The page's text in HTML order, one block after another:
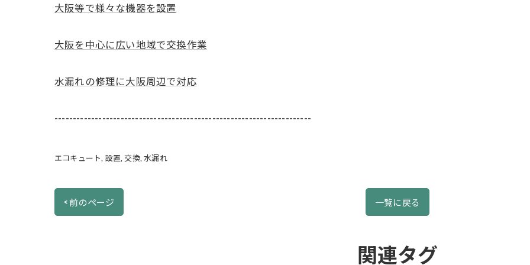
大阪等で様々な機器を設置
大阪を中心に広い地域で交換作業
水漏れの修理に大阪周辺で対応
----------------------------------------------------------------------
エコキュート 設置 交換 水漏れ
< 前のページ 一覧に戻る
関連タグ